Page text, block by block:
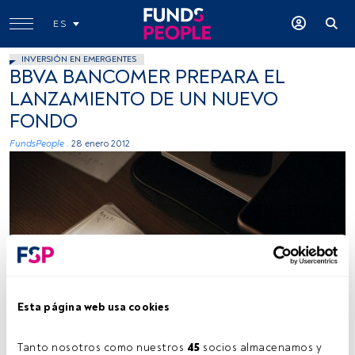
Esta página web usa cookies
Tanto nosotros como nuestros 45 socios almacenamos y
ES
INVERSIÓN EN EMERGENTES
BBVA BANCOMER PREPARA EL
LANZAMIENTO DE UN NUEVO
FONDO
FundsPeople . 28 enero 2012
Tiempo lectura:1 min.